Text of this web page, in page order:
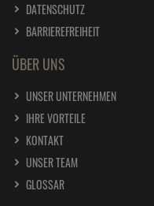
DATENSCHUTZ
BARRIEREFREIHEIT
ÜBER UNS
UNSER UNTERNEHMEN
IHRE VORTEILE
KONTAKT
UNSER TEAM
GLOSSAR